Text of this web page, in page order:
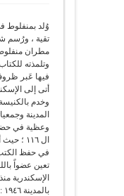
تقية ، ورُسم
مطران
وتلمذته
فيها عَبر
وخدم
المدينة
وعظية في
ال ١١٦
في حفظ
تعين عضواً
الإسكندرية